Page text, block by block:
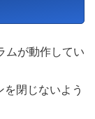
ムが動作してい
閉じないよう